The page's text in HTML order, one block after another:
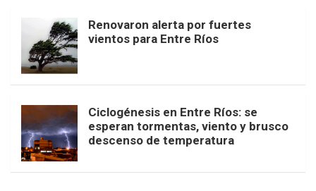
Renovaron alerta por fuertes
vientos para Entre Ríos
Ciclogénesis en Entre Ríos: se
esperan tormentas, viento y brusco
descenso de temperatura